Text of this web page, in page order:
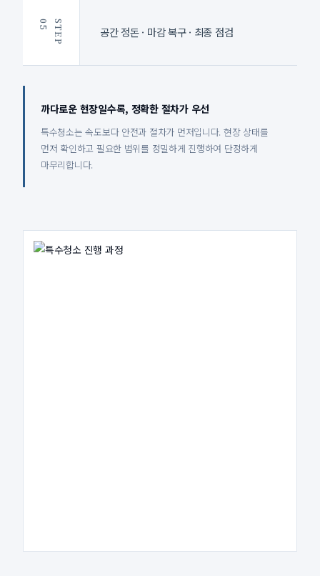
S
T
E
P
0
5 공간 정돈 · 마감 복구 · 최종 점검
까다로운 현장일수록, 정확한 절차가 우선
특수청소는 속도보다 안전과 절차가 먼저입니다. 현장 상태를
먼저 확인하고 필요한 범위를 정밀하게 진행하여 단정하게
마무리합니다.